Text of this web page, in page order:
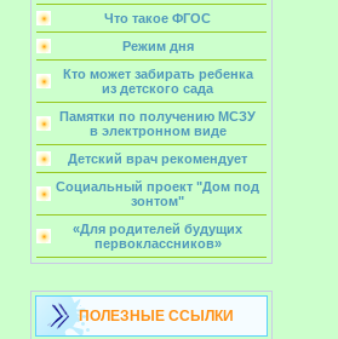
Что такое ФГОС
Режим дня
Кто может забирать ребенка
из детского сада
Памятки по получению МСЗУ
в электронном виде
Детский врач рекомендует
Социальный проект "Дом под
зонтом"
«Для родителей будущих
первоклассников»
ПОЛЕЗНЫЕ ССЫЛКИ